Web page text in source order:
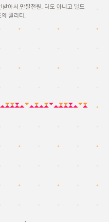
아서 만팔천원. 더도 아니고 덜도
퀄리티.